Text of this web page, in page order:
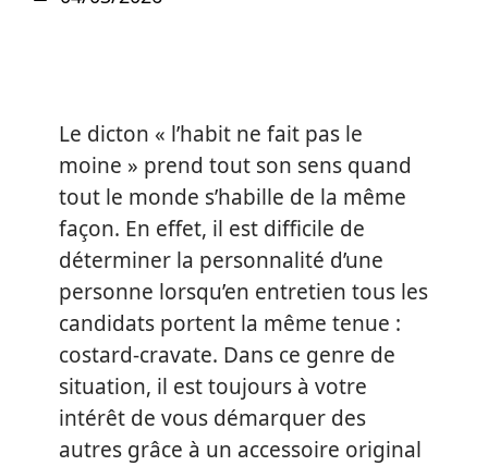
Le dicton « l’habit ne fait pas le
moine » prend tout son sens quand
tout le monde s’habille de la même
façon. En effet, il est difficile de
déterminer la personnalité d’une
personne lorsqu’en entretien tous les
candidats portent la même tenue :
costard-cravate. Dans ce genre de
situation, il est toujours à votre
intérêt de vous démarquer des
autres grâce à un accessoire original